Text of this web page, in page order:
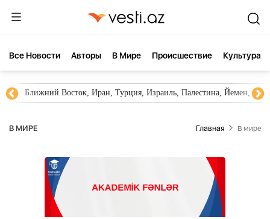
Все Новости Aвторы В Мире Происшествие Культура
Ближний Восток, Иран, Турция, Израиль, Палестина, Йемен,
В МИРЕ Главная В мире